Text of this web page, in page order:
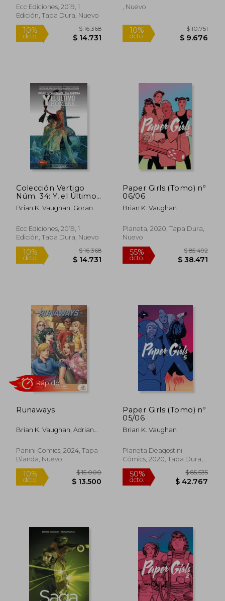
$ 14.731
Ecc Ediciones, 2019, 1
Edición, Tapa Dura, Nuevo
10%
dcto. $ 14.731
, Nuevo
10%
dcto.
Colección Vertigo
Núm. 34: Y, el Último
Hombre 6
Brian K. Vaughan; Goran
Ecc Ediciones, 2019, 1
Edición, Tapa Dura, Nuevo
10%
dcto.
$ 16.368
$ 14.731
Paper Girls (Tomo) nº
06/06
Brian K. Vaughan
Planeta, 2020, Tapa Dura,
Nuevo
55%
dcto.
Runaways
Brian K. Vaughan, Adrian
Panini Comics, 2024, Tapa
Blanda, Nuevo
Paper Girls (Tomo) nº
05/06
Brian K. Vaughan
Planeta Deagostini
Cómics, 2020, Tapa Dura,
Nuevo